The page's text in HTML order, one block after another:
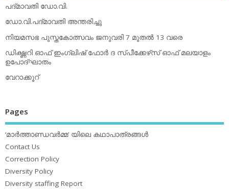
പദ്മാവതി ഡോ.വി.
ഡോ.വി.പദ്മാവതി അന്തരിച്ചു
നിയമസഭ പുസ്തകോത്സവം ജനുവരി 7 മുതല്‍ 13 വരെ
ഡിക്ഷ്ണറി ഓഫ് ഇംഗ്ലിഷ് ഫോര്‍ ദ സ്പീക്കേഴ്‌സ് ഓഫ് മലയാളം
ഉപോദ്ഘാതം
വേറാക്കൂറ്
Pages
‘മാര്‍ത്താണ്ഡവര്‍മ്മ’ യിലെ കഥാപാത്രങ്ങള്‍
Contact Us
Correction Policy
Diversity Policy
Diversity staffing Report